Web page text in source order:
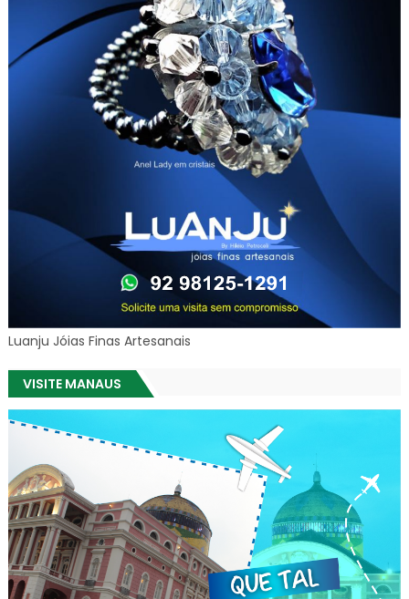
Luanju Jóias Finas Artesanais
VISITE MANAUS